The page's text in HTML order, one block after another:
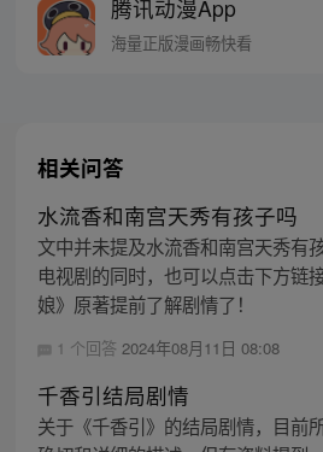
主如何闯荡大陆、遭
至尊天帝。（漫画粉
腾讯动漫App
海量正版漫画畅快看
相关问答
水流香和南宫天秀有孩子吗
文中并未提及水流香和南宫天秀有
电视剧的同时，也可以点击下方链
娘》原著提前了解剧情了！
1 个回答 2024年08月11日 08:08
千香引结局剧情
关于《千香引》的结局剧情，目前